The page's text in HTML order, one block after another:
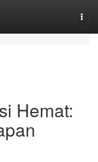
Hemat: